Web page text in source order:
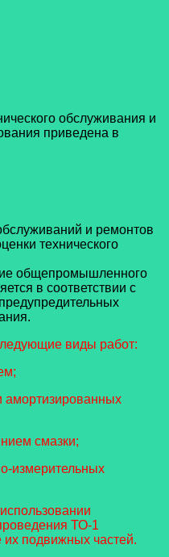
обслуживания и
приведена в
и ремонтов
технического
общепромышленного
в соответствии с
виды работ:
амортизированных
смазки;
измерительных
ТО-1
их подвижных частей.